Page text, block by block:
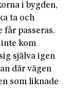
i bygden,
ta och
får passeras.
inte kom
själva igen
där vägen
som liknade